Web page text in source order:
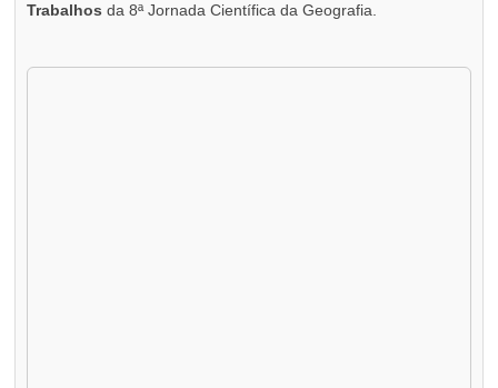
Trabalhos da 8ª Jornada Científica da Geografia.